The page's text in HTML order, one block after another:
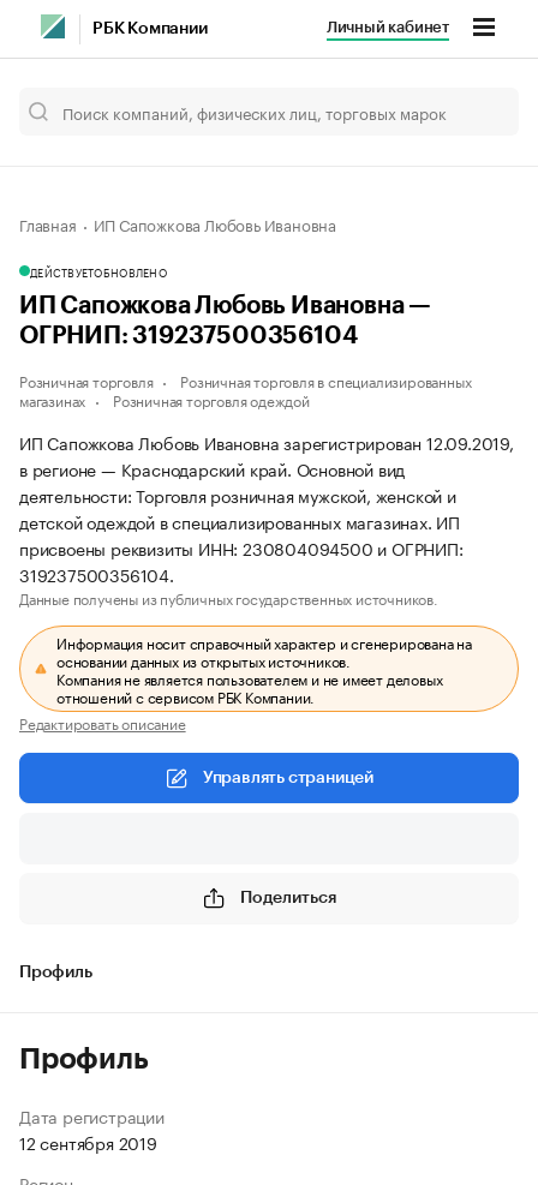
РБК Компании Личный кабинет
Главная ИП Сапожкова Любовь Ивановна
ДЕЙСТВУЕТОБНОВЛЕНО
ИП Сапожкова Любовь Ивановна —
ОГРНИП: 319237500356104
Розничная торговля
Розничная торговля в специализированных
магазинах
Розничная торговля одеждой
ИП Сапожкова Любовь Ивановна зарегистрирован 12.09.2019,
в регионе — Краснодарский край. Основной вид
деятельности: Торговля розничная мужской, женской и
детской одеждой в специализированных магазинах. ИП
присвоены реквизиты ИНН: 230804094500 и ОГРНИП:
319237500356104.
Данные получены из публичных государственных источников.
Информация носит справочный характер и сгенерирована на
основании данных из открытых источников.
Компания не является пользователем и не имеет деловых
отношений с сервисом РБК Компании.
Редактировать описание
Управлять страницей
Поделиться
Профиль
Профиль
Дата регистрации
12 сентября 2019